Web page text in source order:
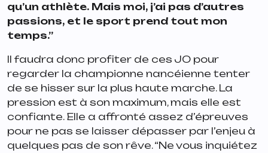
qu’un athlète. Mais moi, j’ai pas d’autres
passions, et le sport prend tout mon
temps.”
Il faudra donc profiter de ces JO pour
regarder la championne nancéienne tenter
de se hisser sur la plus haute marche. La
pression est à son maximum, mais elle est
confiante. Elle a affronté assez d’épreuves
pour ne pas se laisser dépasser par l’enjeu à
quelques pas de son rêve. “Ne vous inquiétez